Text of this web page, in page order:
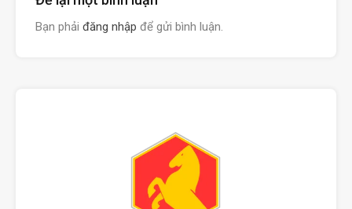
Bạn phải đăng nhập để gửi bình luận.